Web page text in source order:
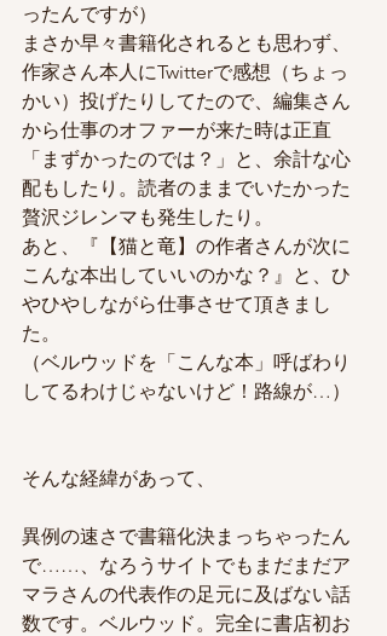
ったんですが）
まさか早々書籍化されるとも思わず、
作家さん本人にTwitterで感想（ちょっ
かい）投げたりしてたので、編集さん
から仕事のオファーが来た時は正直
「まずかったのでは？」と、余計な心
配もしたり。読者のままでいたかった
贅沢ジレンマも発生したり。
あと、『【猫と竜】の作者さんが次に
こんな本出していいのかな？』と、ひ
やひやしながら仕事させて頂きまし
た。
（ベルウッドを「こんな本」呼ばわり
してるわけじゃないけど！路線が…）
そんな経緯があって、
異例の速さで書籍化決まっちゃったん
で……、なろうサイトでもまだまだア
マラさんの代表作の足元に及ばない話
数です。ベルウッド。完全に書店初お